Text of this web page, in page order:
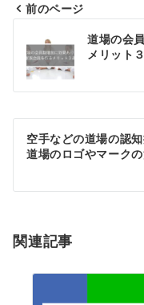
稿
ナ
ビ
ゲ
シ
ン
前のページ
道場の会
メリット
空手などの道場の認
道場のロゴやマーク
関連記事